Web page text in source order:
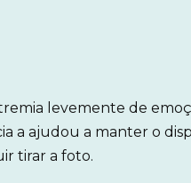
levemente de
a ajudou a manter o
tirar a foto.